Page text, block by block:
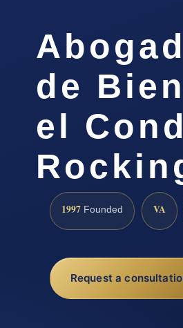
de
el
1997 Founded VA
Request a